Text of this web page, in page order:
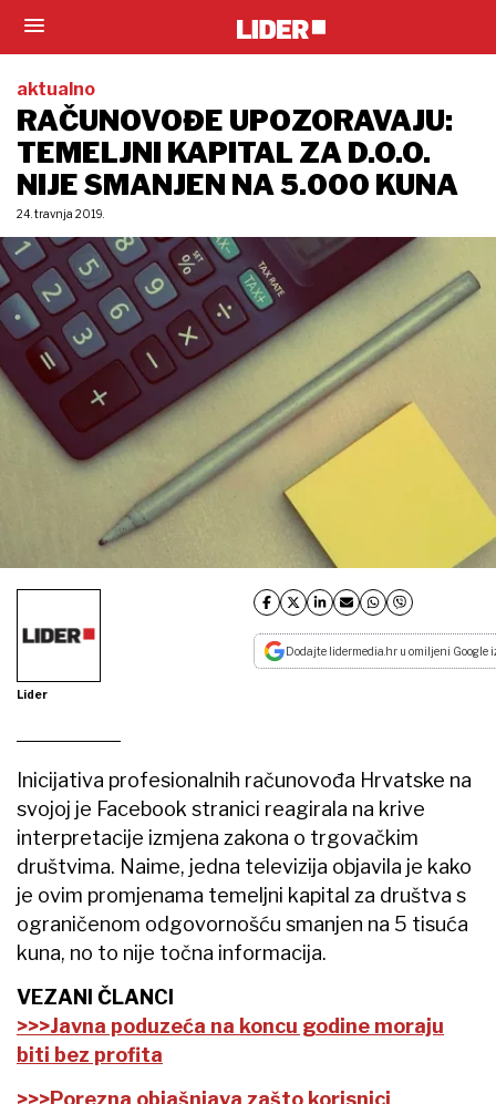
aktualno
RAČUNOVOĐE UPOZORAVAJU:
TEMELJNI KAPITAL ZA D.O.O.
NIJE SMANJEN NA 5.000 KUNA
24. travnja 2019.
Lider
Dodajte lidermedia.hr u omiljeni Google
Inicijativa profesionalnih računovođa Hrvatske na
svojoj je Facebook stranici reagirala na krive
interpretacije izmjena zakona o trgovačkim
društvima. Naime, jedna televizija objavila je kako
je ovim promjenama temeljni kapital za društva s
ograničenom odgovornošću smanjen na 5 tisuća
kuna, no to nije točna informacija.
VEZANI ČLANCI
>>>Javna poduzeća na koncu godine moraju
biti bez profita
>>>Porezna objašnjava zašto korisnici